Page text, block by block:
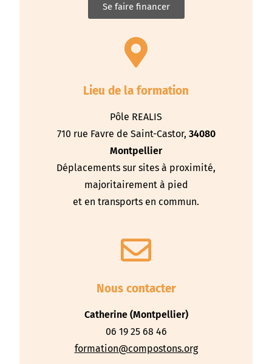
Se faire financer
Lieu de la formation
Pôle REALIS
710 rue Favre de Saint-Castor, 34080
Montpellier
Déplacements sur sites à proximité,
majoritairement à pied
et en transports en commun.
Nous contacter
Catherine (Montpellier)
06 19 25 68 46
formation@compostons.org